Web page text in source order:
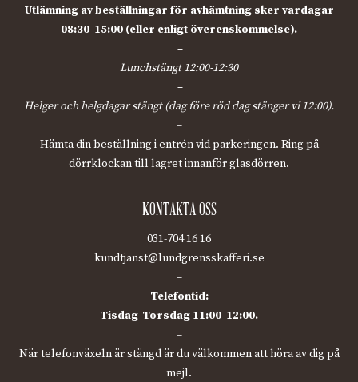
Utlämning av beställningar för avhämtning sker vardagar
08:30-15:00 (eller enligt överenskommelse).
–
Lunchstängt 12:00-12:30
–
Helger och helgdagar stängt (dag före röd dag stänger vi 12:00).
–
Hämta din beställning i entrén vid parkeringen. Ring på
dörrklockan till lagret innanför glasdörren.
KONTAKTA OSS
031-704 16 16
kundtjanst@lundgrensskafferi.se
–
Telefontid:
Tisdag-Torsdag 11:00-12:00.
–
När telefonväxeln är stängd är du välkommen att höra av dig på
mejl.